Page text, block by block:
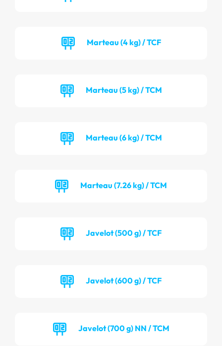
Marteau (4 kg) / TCF
Marteau (5 kg) / TCM
Marteau (6 kg) / TCM
Marteau (7.26 kg) / TCM
Javelot (500 g) / TCF
Javelot (600 g) / TCF
Javelot (700 g) NN / TCM